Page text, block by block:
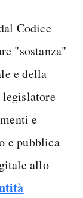
Codice
"sostanza"
e della
e
e pubblica
allo